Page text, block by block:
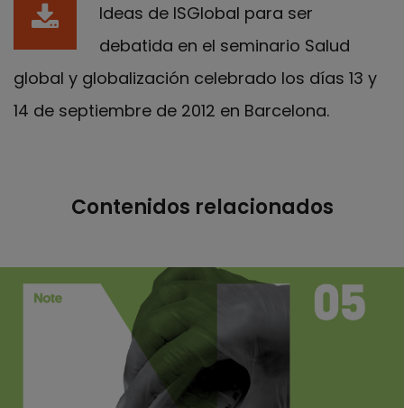
Ideas de ISGlobal para ser
debatida en el seminario Salud
global y globalización celebrado los días 13 y
14 de septiembre de 2012 en Barcelona.
Contenidos relacionados